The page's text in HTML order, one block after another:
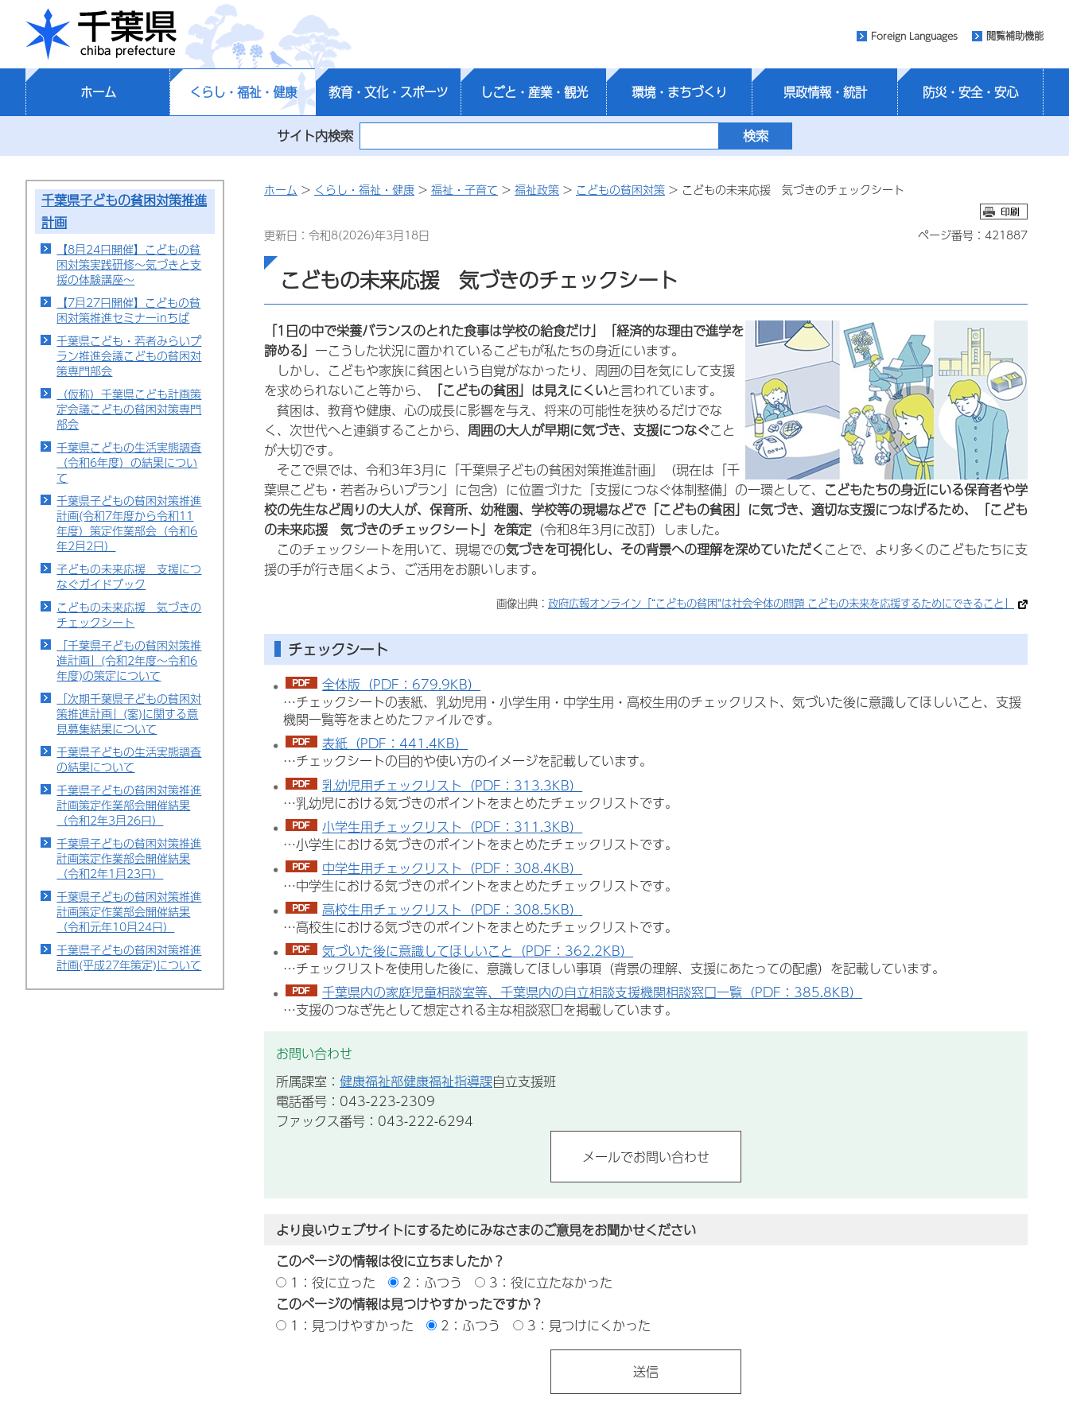
千葉県
Foreign Languages 閲覧補助機能
ホーム くらし・福祉・健康 教育・文化・スポーツ しごと・産業・観光 環境・まちづくり 県政情報・統計 防災・安全・安心
サイト内検索
千葉県子どもの貧困対策推進
計画
【8月24日開催】こどもの貧
困対策実践研修～気づきと支
援の体験講座～
【7月27日開催】こどもの貧
困対策推進セミナーinちば
千葉県こども・若者みらいプ
ラン推進会議こどもの貧困対
策専門部会
（仮称）千葉県こども計画策
定会議こどもの貧困対策専門
部会
千葉県こどもの生活実態調査
（令和6年度）の結果につい
て
千葉県子どもの貧困対策推進
計画(令和7年度から令和11
年度）策定作業部会（令和6
年2月2日）
子どもの未来応援 支援につ
なぐガイドブック
こどもの未来応援 気づきの
チェックシート
「千葉県子どもの貧困対策推
進計画」(令和2年度～令和6
年度)の策定について
「次期千葉県子どもの貧困対
策推進計画」(案)に関する意
見募集結果について
千葉県子どもの生活実態調査
の結果について
千葉県子どもの貧困対策推進
計画策定作業部会開催結果
（令和2年3月26日）
千葉県子どもの貧困対策推進
計画策定作業部会開催結果
（令和2年1月23日）
千葉県子どもの貧困対策推進
計画策定作業部会開催結果
（令和元年10月24日）
千葉県子どもの貧困対策推進
計画(平成27年策定)について
ホーム > くらし・福祉・健康 > 福祉・子育て > 福祉政策 > こどもの貧困対策 > こどもの未来応援 気づきのチェックシート
更新日：令和8(2026)年3月18日 ページ番号：421887
こどもの未来応援 気づきのチェックシート
「1日の中で栄養バランスのとれた食事は学校の給食だけ」「経済的な理由で進学を
諦める」 ーこうした状況に置かれているこどもが私たちの身近にいます。
しかし、こどもや家族に貧困という自覚がなかったり、周囲の目を気にして支援
を求められないこと等から、
「こどもの貧困」は見えにくいと言われています。
貧困は、教育や健康、心の成長に影響を与え、将来の可能性を狭めるだけでな
く、次世代へと連鎖することから、 周囲の大人が早期に気づき、支援につなぐこと
が大切です。
そこで県では、令和3年3月に「千葉県子どもの貧困対策推進計画」（現在は「千
葉県こども・若者みらいプラン」に包含）に位置づけた「支援につなぐ体制整備」の一環として、 こどもたちの身近にいる保育者や学
校の先生など周りの大人が、保育所、幼稚園、学校等の現場などで「こどもの貧困」に気づき、適切な支援につなげるため、「こども
の未来応援 気づきのチェックシート」を策定（令和8年3月に改訂）しました。
このチェックシートを用いて、現場での気づきを可視化し、その背景への理解を深めていただくことで、より多くのこどもたちに支
援の手が行き届くよう、ご活用をお願いします。
画像出典： 政府広報オンライン「“こどもの貧困”は社会全体の問題 こどもの未来を応援するためにできること」
チェックシート
全体版（PDF：679.9KB）
…チェックシートの表紙、乳幼児用・小学生用・中学生用・高校生用のチェックリスト、気づいた後に意識してほしいこと、支援
機関一覧等をまとめたファイルです。
表紙（PDF：441.4KB）
…チェックシートの目的や使い方のイメージを記載しています。
乳幼児用チェックリスト（PDF：313.3KB）
…乳幼児における気づきのポイントをまとめたチェックリストです。
小学生用チェックリスト（PDF：311.3KB）
…小学生における気づきのポイントをまとめたチェックリストです。
中学生用チェックリスト（PDF：308.4KB）
…中学生における気づきのポイントをまとめたチェックリストです。
高校生用チェックリスト（PDF：308.5KB）
…高校生における気づきのポイントをまとめたチェックリストです。
気づいた後に意識してほしいこと（PDF：362.2KB）
…チェックリストを使用した後に、意識してほしい事項（背景の理解、支援にあたっての配慮）を記載しています。
千葉県内の家庭児童相談室等、千葉県内の自立相談支援機関相談窓口一覧（PDF：385.8KB）
…支援のつなぎ先として想定される主な相談窓口を掲載しています。
お問い合わせ
所属課室： 健康福祉部健康福祉指導課自立支援班
電話番号：043-223-2309
ファックス番号：043-222-6294
より良いウェブサイトにするためにみなさまのご意見をお聞かせください
このページの情報は役に立ちましたか？
1：役に立った
2：ふつう
3：役に立たなかった
このページの情報は見つけやすかったですか？
1：見つけやすかった
2：ふつう 3：見つけにくかった